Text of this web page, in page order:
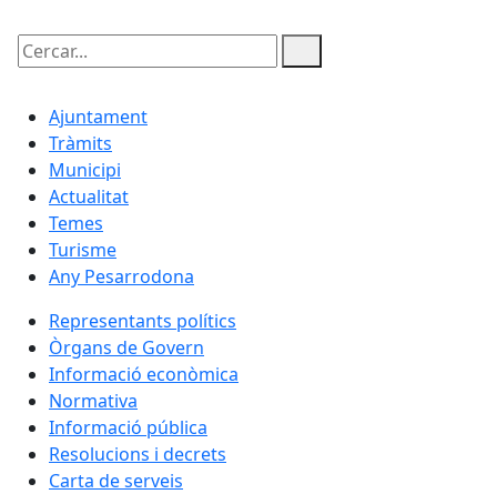
Cercar:
Ajuntament
Tràmits
Municipi
Actualitat
Temes
Turisme
Any Pesarrodona
Representants polítics
Òrgans de Govern
Informació econòmica
Normativa
Informació pública
Resolucions i decrets
Carta de serveis